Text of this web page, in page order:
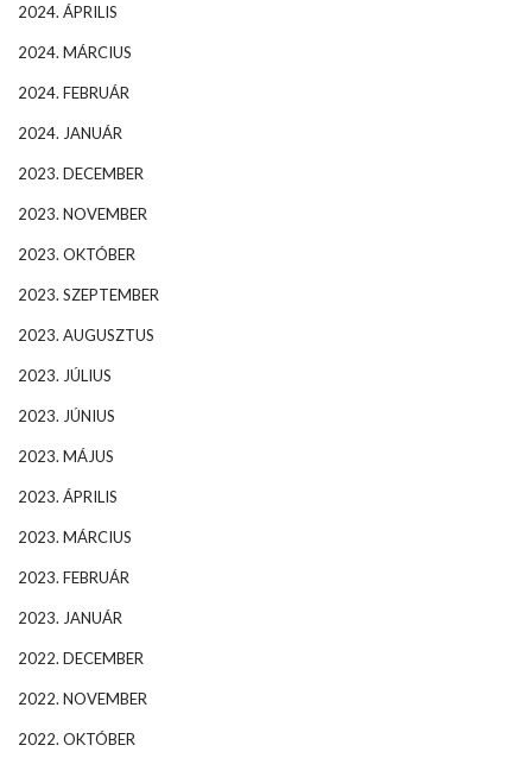
2024. ÁPRILIS
2024. MÁRCIUS
2024. FEBRUÁR
2024. JANUÁR
2023. DECEMBER
2023. NOVEMBER
2023. OKTÓBER
2023. SZEPTEMBER
2023. AUGUSZTUS
2023. JÚLIUS
2023. JÚNIUS
2023. MÁJUS
2023. ÁPRILIS
2023. MÁRCIUS
2023. FEBRUÁR
2023. JANUÁR
2022. DECEMBER
2022. NOVEMBER
2022. OKTÓBER